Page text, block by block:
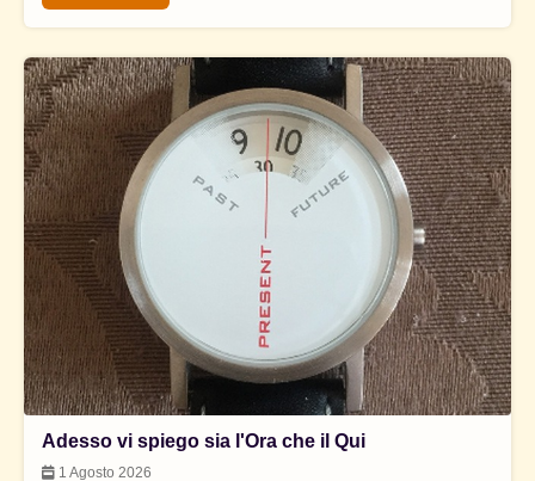
Adesso vi spiego sia l'Ora che il Qui
1 Agosto 2026